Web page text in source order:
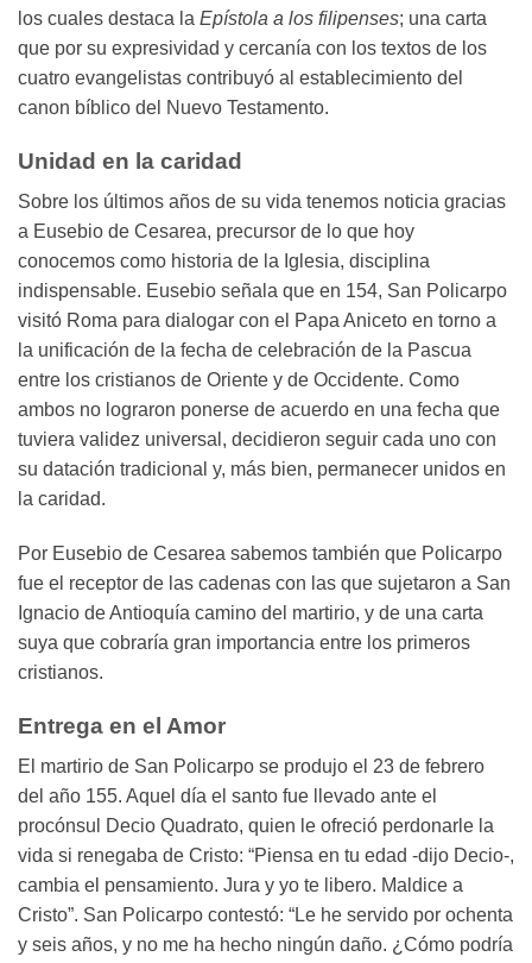
los cuales destaca la Epístola a los filipenses; una carta
que por su expresividad y cercanía con los textos de los
cuatro evangelistas contribuyó al establecimiento del
canon bíblico del Nuevo Testamento.
Unidad en la caridad
Sobre los últimos años de su vida tenemos noticia gracias
a Eusebio de Cesarea, precursor de lo que hoy
conocemos como historia de la Iglesia, disciplina
indispensable. Eusebio señala que en 154, San Policarpo
visitó Roma para dialogar con el Papa Aniceto en torno a
la unificación de la fecha de celebración de la Pascua
entre los cristianos de Oriente y de Occidente. Como
ambos no lograron ponerse de acuerdo en una fecha que
tuviera validez universal, decidieron seguir cada uno con
su datación tradicional y, más bien, permanecer unidos en
la caridad.
Por Eusebio de Cesarea sabemos también que Policarpo
fue el receptor de las cadenas con las que sujetaron a San
Ignacio de Antioquía camino del martirio, y de una carta
suya que cobraría gran importancia entre los primeros
cristianos.
Entrega en el Amor
El martirio de San Policarpo se produjo el 23 de febrero
del año 155. Aquel día el santo fue llevado ante el
procónsul Decio Quadrato, quien le ofreció perdonarle la
vida si renegaba de Cristo: “Piensa en tu edad -dijo Decio-,
cambia el pensamiento. Jura y yo te libero. Maldice a
Cristo”. San Policarpo contestó: “Le he servido por ochenta
y seis años, y no me ha hecho ningún daño. ¿Cómo podría